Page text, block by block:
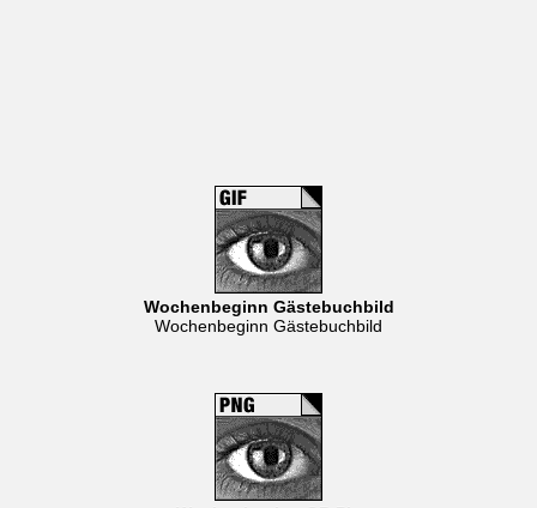
Wochenbeginn Gästebuchbild
Wochenbeginn Gästebuchbild